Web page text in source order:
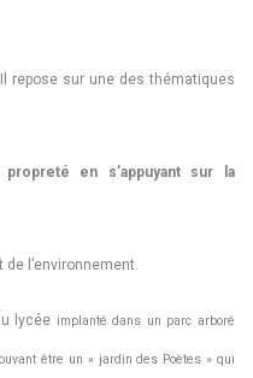
repose sur une des thématiques
en s’appuyant sur la
l’environnement.
lycée implanté dans un parc arboré
être un « jardin des Poètes » qui